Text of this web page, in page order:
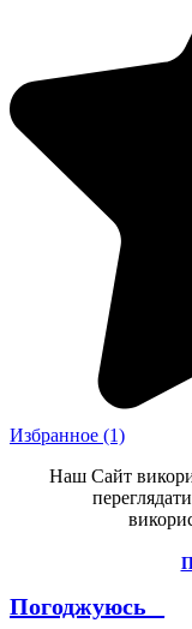
Избранное (1)
Наш Сайт
Погоджуюсь _